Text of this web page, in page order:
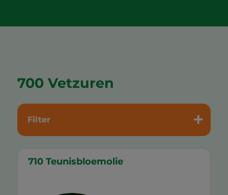
700 Vetzuren
Filter
710 Teunisbloemolie